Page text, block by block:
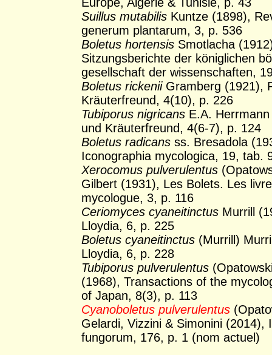
Suillus mutabilis Kuntze (1898),
generum plantarum, 3, p. 536
Boletus hortensis Smotlacha
Sitzungsberichte der königlichen
gesellschaft der wissenschaften,
Boletus rickeniiGramberg (1921),
Kräuterfreund, 4(10), p. 226
Tubiporus nigricans E.A.
und Kräuterfreund, 4(6-7), p. 124
Boletus radicans ss. Bresadola
Iconographia mycologica, 19, tab.
Xerocomus pulverulentus
Gilbert (1931), Les Bolets. Les
mycologue, 3, p. 116
Ceriomyces cyaneitinctus Murrill
Lloydia, 6, p. 225
Boletus cyaneitinctus (Murrill)
Lloydia, 6, p. 228
Tubiporus pulverulentus
(1968), Transactions of the
of Japan, 8(3), p. 113
Cyanoboletus pulverulentus
Gelardi, Vizzini & Simonini (2014),
fungorum, 176, p. 1 (nom actuel)